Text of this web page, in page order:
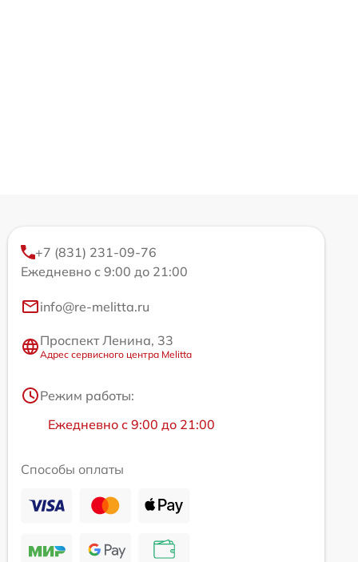
+7 (831) 231-09-76
Ежедневно с 9:00 до 21:00
info@re-melitta.ru
Проспект Ленина, 33
Адрес сервисного центра Melitta
Режим работы:
Ежедневно с 9:00 до 21:00
Способы оплаты